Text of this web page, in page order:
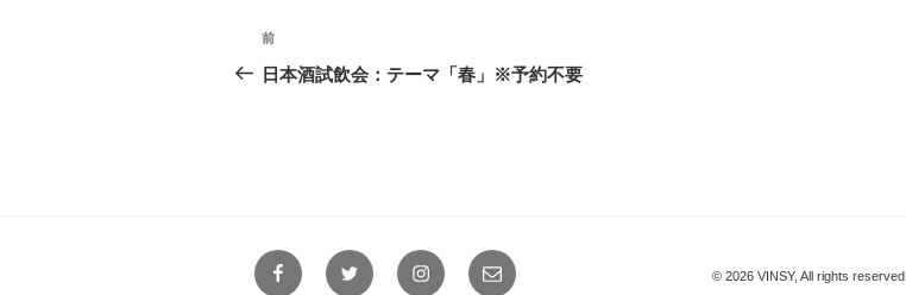
投
稿
ー
シ
前
の
前
日本酒試飲会：テーマ「春」※予約不要
FacebookTwitter Instagramメ
© 2026 VINSY, All rights reserved.